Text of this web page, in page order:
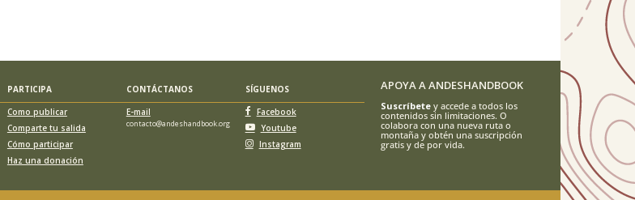
PARTICIPA CONTÁCTANOS
SÍGUENOS
Como publicar
Comparte tu salida
Cómo participar
Haz una donación
E-mail
contacto@andeshandbook.org
Facebook
Youtube
Instagram
APOYA A ANDESHANDBOOK
Suscríbetey accede a todos los
contenidos sin limitaciones. O
colabora con una nueva ruta o
montaña y obtén una suscripción
gratis y de por vida.